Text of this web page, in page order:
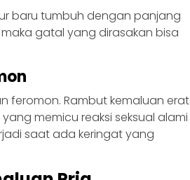
baru tumbuh dengan panjang
gatal yang dirasakan bisa
feromon. Rambut kemaluan erat
memicu reaksi seksual alami
saat ada keringat yang